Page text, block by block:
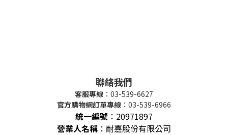
聯絡我們
客服專線 ：03-539-6627
官方購物網訂單專線 ：03-539-6966
統一編號 ： 20971897
營業人名稱 ：耐嘉股份有限公司